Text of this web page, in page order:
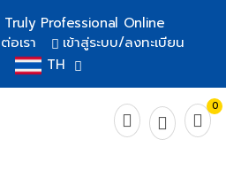
Professional Online
อเรา
เข้าสู่ระบบ/ลงทะเบียน
TH
0